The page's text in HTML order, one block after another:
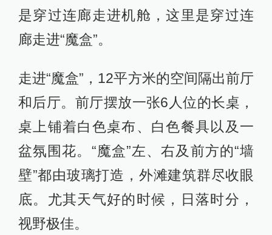
是穿过连廊走进机舱，这里是穿过连
廊走进“魔盒”。
走进“魔盒”，12平方米的空间隔出前厅
和后厅。前厅摆放一张6人位的长桌，
桌上铺着白色桌布、白色餐具以及一
盆氛围花。“魔盒”左、右及前方的“墙
壁”都由玻璃打造，外滩建筑群尽收眼
底。尤其天气好的时候，日落时分，
视野极佳。